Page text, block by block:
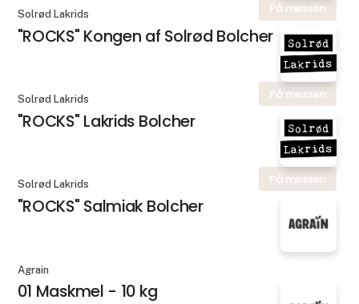
På messen
Solrød Lakrids
"ROCKS" Kongen af Solrød Bolcher
På messen
Solrød Lakrids
"ROCKS" Lakrids Bolcher
På messen
Solrød Lakrids
"ROCKS" Salmiak Bolcher
Agrain
01 Maskmel - 10 kg